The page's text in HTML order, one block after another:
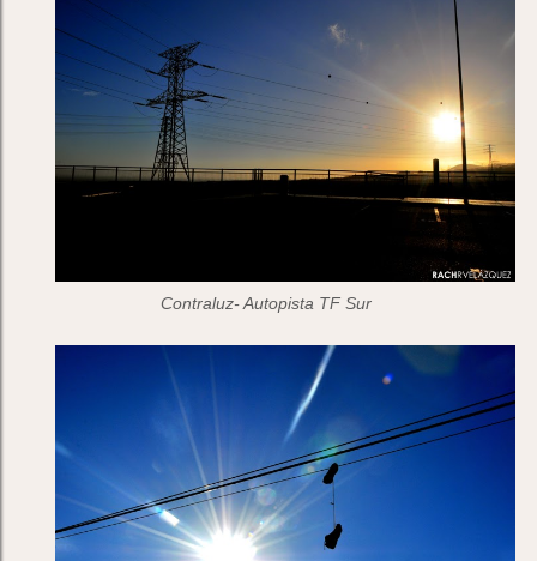
Contraluz- Autopista TF Sur